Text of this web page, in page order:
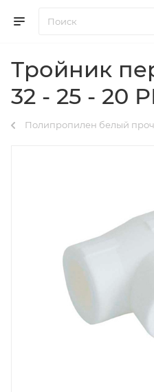
Тройник
32 - 25 - 20
Полипропилен белый